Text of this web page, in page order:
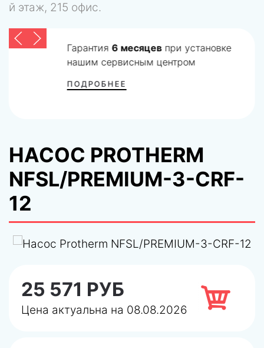
й этаж, 215 офис.
Гарантия 6 месяцевпри установке
нашим сервисным центром
ПОДРОБНЕЕ
НАСОС PROTHERM
NFSL/PREMIUM-3-CRF-
12
25 571 РУБ
Цена актуальна на 08.08.2026